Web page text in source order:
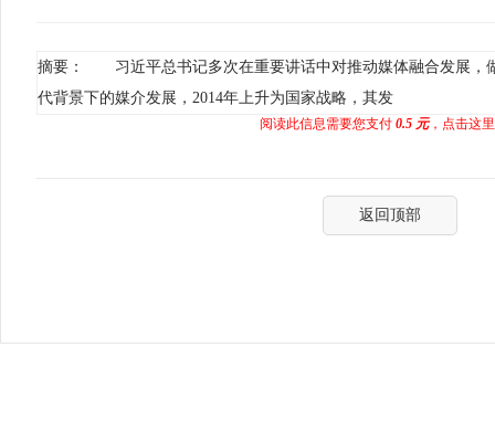
摘要： 习近平总书记多次在重要讲话中对推动媒体融合发展，
代背景下的媒介发展，2014年上升为国家战略，其发
阅读此信息需要您支付 0.5 元，点击这
返回顶部